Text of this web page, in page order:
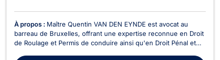
À propos : Maître Quentin VAN DEN EYNDE est avocat au
barreau de Bruxelles, offrant une expertise reconnue en Droit
de Roulage et Permis de conduire ainsi qu'en Droit Pénal et